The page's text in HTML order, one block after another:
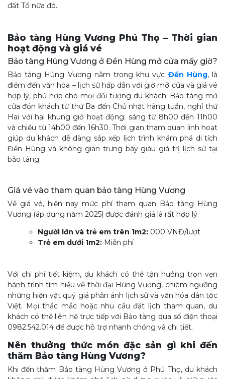
đất Tổ nữa đó.
Bảo tàng Hùng Vương Phú Thọ – Thời gian
hoạt động và giá vé
Bảo tàng Hùng Vương ở Đền Hùng mở cửa mấy giờ?
Bảo tàng Hùng Vương nằm trong khu vực Đền Hùng, là
điểm đến văn hóa – lịch sử hấp dẫn với giờ mở cửa và giá vé
hợp lý, phù hợp cho mọi đối tượng du khách. Bảo tàng mở
cửa đón khách từ thứ Ba đến Chủ nhật hàng tuần, nghỉ thứ
Hai với hai khung giờ hoạt động: sáng từ 8h00 đến 11h00
và chiều từ 14h00 đến 16h30. Thời gian tham quan linh hoạt
giúp du khách dễ dàng sắp xếp lịch trình khám phá di tích
Đền Hùng và không gian trưng bày giàu giá trị lịch sử tại
bảo tàng.
Giá vé vào tham quan bảo tàng Hùng Vương
Về giá vé, hiện nay mức phí tham quan Bảo tàng Hùng
Vương (áp dụng năm 2025) được đánh giá là rất hợp lý:
Người lớn và trẻ em trên 1m2: 000 VNĐ/lượt
Trẻ em dưới 1m2: Miễn phí
Với chi phí tiết kiệm, du khách có thể tận hưởng trọn vẹn
hành trình tìm hiểu về thời đại Hùng Vương, chiêm ngưỡng
những hiện vật quý giá phản ánh lịch sử và văn hóa dân tộc
Việt. Mọi thắc mắc hoặc nhu cầu đặt lịch tham quan, du
khách có thể liên hệ trực tiếp với Bảo tàng qua số điện thoại
0982.542.014 để được hỗ trợ nhanh chóng và chi tiết.
Nên thưởng thức món đặc sản gì khi đến
thăm Bảo tàng Hùng Vương?
Khi đến thăm Bảo tàng Hùng Vương ở Phú Thọ, du khách